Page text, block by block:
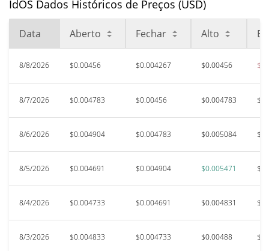
IdOS Dados Históricos de Preços (USD)
Data Aberto Fechar Alto
8/8/2026 $0.00456 $0.004267 $0.00456
8/7/2026 $0.004783 $0.00456 $0.004783
8/6/2026 $0.004904 $0.004783 $0.005084
8/5/2026 $0.004691 $0.004904 $0.005471
8/4/2026 $0.004733 $0.004691 $0.004831
8/3/2026 $0.004833 $0.004733 $0.00488